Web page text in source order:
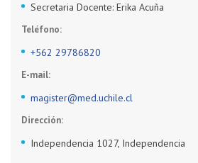
Secretaria Docente: Erika Acuña
Teléfono:
+562 29786820
E-mail:
magister@med.uchile.cl
Dirección:
Independencia 1027, Independencia